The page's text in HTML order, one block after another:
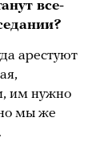
все-
арестуют
им нужно
мы же